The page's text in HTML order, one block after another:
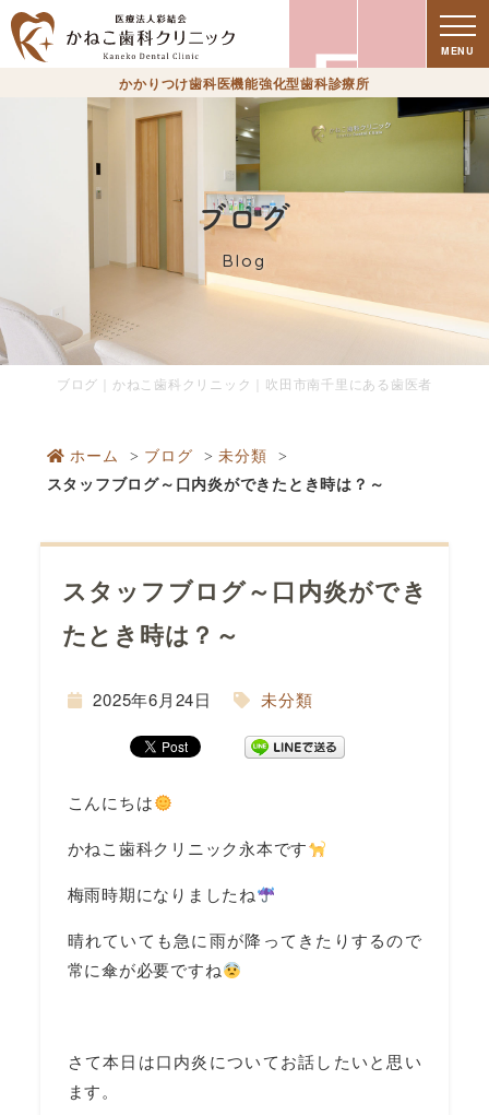
療
時
間
MENU
かかりつけ歯科医機能強化型歯科診療所
ブログ
Blog
ブログ｜かねこ歯科クリニック｜吹田市南千里にある歯医者
ホーム ブログ
未分類
スタッフブログ～口内炎ができたとき時は？～
スタッフブログ～口内炎ができ
たとき時は？～
2025年6月24日 未分類
こんにちは
かねこ歯科クリニック永本です
梅雨時期になりましたね
晴れていても急に雨が降ってきたりするので
常に傘が必要ですね
さて本日は口内炎についてお話したいと思い
ます。